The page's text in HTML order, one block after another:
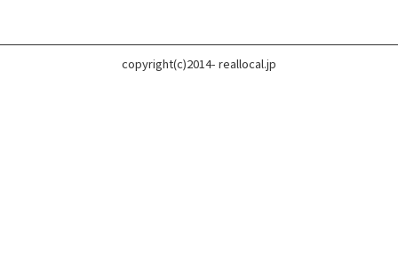
copyright(c)2014- reallocal.jp